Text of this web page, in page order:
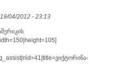
04/2012 - 23:13